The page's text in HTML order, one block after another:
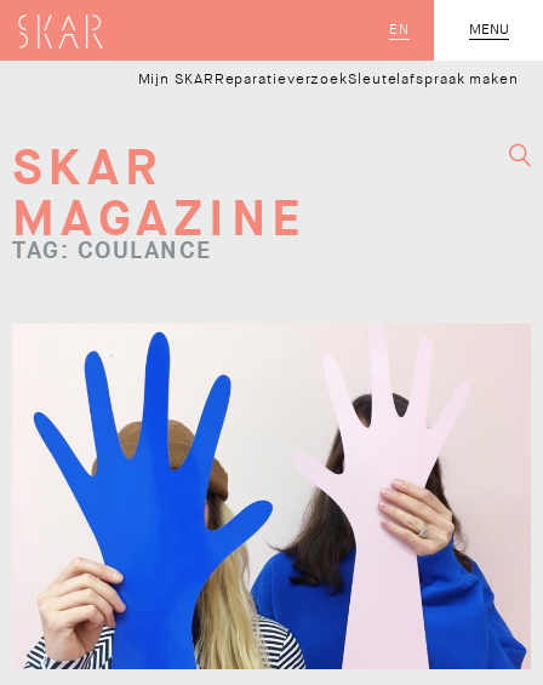
MENU
SLUIT
EN
SKAR
Mijn SKAR ReparatieverzoekSleutelafspraak maken
SKAR
MAGAZINE
TAG: COULANCE